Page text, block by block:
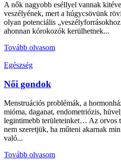
A nők nagyobb eséllyel vannak
veszélyének, mert a húgycsövünk
olyan potenciális
ahonnan kórokozók kerülhetnek...
Tovább olvasom
Egészség
Női gondok
Menstruációs problémák, a
mióma, daganat, endometriózis,
legintimebb területeinket… Az orvos
nem szeretjük, ha műteni akarnak
való...
Tovább olvasom